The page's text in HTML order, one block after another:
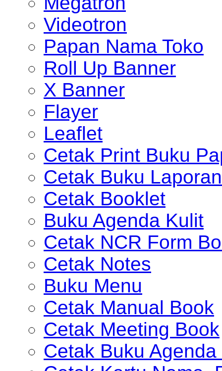
Videotron
Papan Nama Toko
Roll Up Banner
X Banner
Flayer
Leaflet
Cetak Print Buku
Cetak Buku Laporan
Cetak Booklet
Buku Agenda Kulit
Cetak NCR Form
Cetak Notes
Buku Menu
Cetak Manual Book
Cetak Meeting Book
Cetak Buku Agenda